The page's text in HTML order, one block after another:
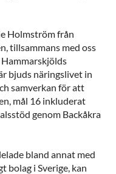
Holmström från
tillsammans med oss
Hammarskjölds
bjuds näringslivet in
samverkan för att
mål 16 inkluderat
genom Backåkra
bland annat med
bolag i Sverige, kan